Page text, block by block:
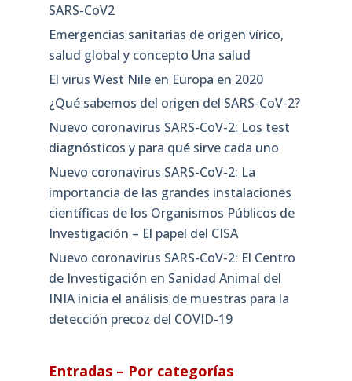
SARS-CoV2
Emergencias sanitarias de origen vírico,
salud global y concepto Una salud
El virus West Nile en Europa en 2020
¿Qué sabemos del origen del SARS-CoV-2?
Nuevo coronavirus SARS-CoV-2: Los test
diagnósticos y para qué sirve cada uno
Nuevo coronavirus SARS-CoV-2: La
importancia de las grandes instalaciones
científicas de los Organismos Públicos de
Investigación – El papel del CISA
Nuevo coronavirus SARS-CoV-2: El Centro
de Investigación en Sanidad Animal del
INIA inicia el análisis de muestras para la
detección precoz del COVID-19
Entradas – Por categorías